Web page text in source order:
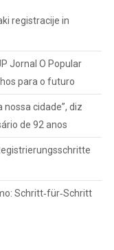
registracije in
Jornal O Popular
para o futuro
cidade”, diz
de 92 anos
Schritt‑für‑Schritt